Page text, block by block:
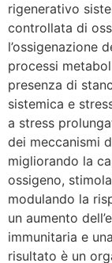
rigenerativo
controllata di
l’ossigenazione
processi
presenza di
sistemica e
a stress
dei meccanismi
migliorando la
ossigeno,
modulando la
un aumento
immunitaria e
risultato è un